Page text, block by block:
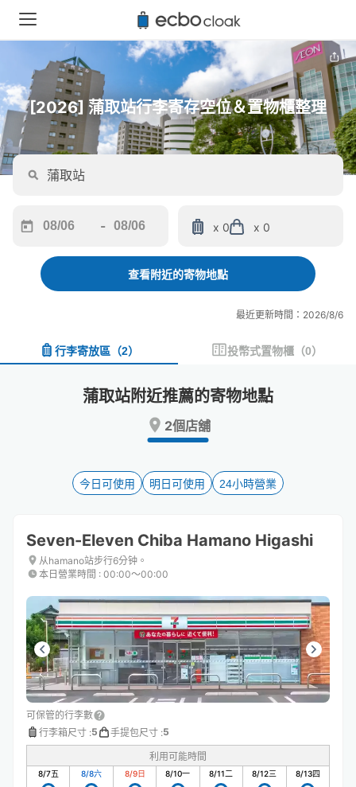
[2026] 蒲取站行李寄存空位＆置物櫃整理
forward
interact
and
keyboard
shortcuts
for
changing
dates.
-
backward
interact
and
a
date.
key
to
keyboard
shortcuts
for
changing
dates.
x 0 x 0
查看附近的寄物地點
最近更新時間：2026/8/6
行李寄放區 （2） 投幣式置物櫃 （0）
蒲取站附近推薦的寄物地點
2個店舖
今日可使用 明日可使用 24小時營業
Seven-Eleven Chiba Hamano Higashi
从hamano站步行6分钟。
本日營業時間 : 00:00〜00:00
可保管的行李數
行李箱尺寸 :5 手提包尺寸 :5
利用可能時間
8/7五 8/8六 8/9日 8/10一 8/11二 8/12三 8/13四